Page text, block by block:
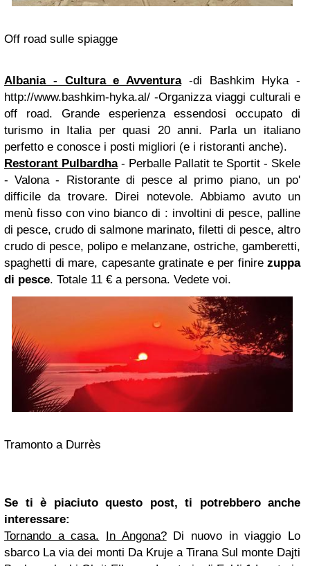
Off road sulle spiagge
Albania - Cultura e Avventura -di Bashkim Hyka -
http://www.bashkim-hyka.al/ -Organizza viaggi culturali e
off road. Grande esperienza essendosi occupato di
turismo in Italia per quasi 20 anni. Parla un italiano
perfetto e conosce i posti migliori (e i ristoranti anche).
Restorant Pulbardha- Perballe Pallatit te Sportit - Skele
- Valona - Ristorante di pesce al primo piano, un po'
difficile da trovare. Direi notevole. Abbiamo avuto un
menù fisso con vino bianco di : involtini di pesce, palline
di pesce, crudo di salmone marinato, filetti di pesce, altro
crudo di pesce, polipo e melanzane, ostriche, gamberetti,
spaghetti di mare, capesante gratinate e per finire zuppa
di pesce. Totale 11 € a persona. Vedete voi.
Tramonto a Durrès
Se ti è piaciuto questo post, ti potrebbero anche
interessare:
Tornando a casa.
In Angona?Di nuovo in viaggio Lo
sbarco La via dei monti Da Kruje a Tirana Sul monte Dajti